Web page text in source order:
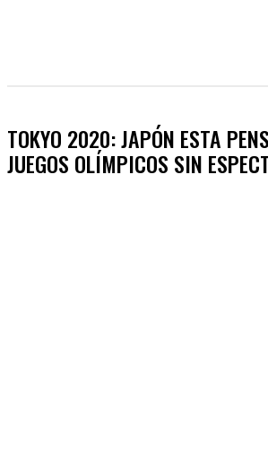
TOKYO 2020: JAPÓN ESTA
JUEGOS OLÍMPICOS SIN